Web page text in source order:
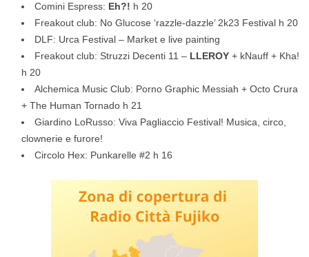
Comini Espress: Eh?! h 20
Freakout club: No Glucose ‘razzle-dazzle’ 2k23 Festival h 20
DLF: Urca Festival – Market e live painting
Freakout club: Struzzi Decenti 11 – LLEROY + kNauff + Kha!
h 20
Alchemica Music Club: Porno Graphic Messiah + Octo Crura
+ The Human Tornado h 21
Giardino LoRusso: Viva Pagliaccio Festival! Musica, circo,
clownerie e furore!
Circolo Hex: Punkarelle #2 h 16